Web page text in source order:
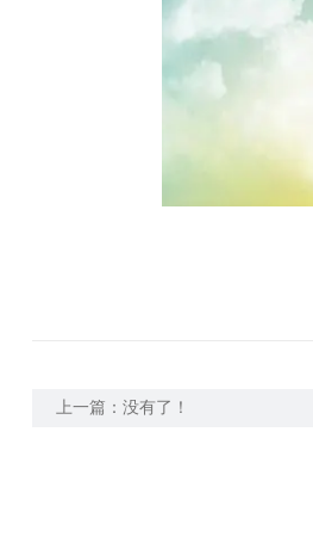
上一篇：没有了！